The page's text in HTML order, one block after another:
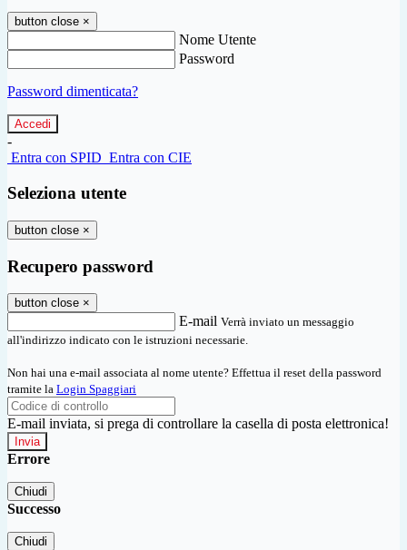
button close ×
Nome Utente
Password
Password dimenticata?
-
Entra con SPID Entra con CIE
Seleziona utente
button close ×
Recupero password
button close ×
E-mail Verrà inviato un messaggio
all'indirizzo indicato con le istruzioni necessarie.
Non hai una e-mail associata al nome utente? Effettua il reset della password
tramite la Login Spaggiari
E-mail inviata, si prega di controllare la casella di posta elettronica!
Errore
Chiudi
Successo
Chiudi